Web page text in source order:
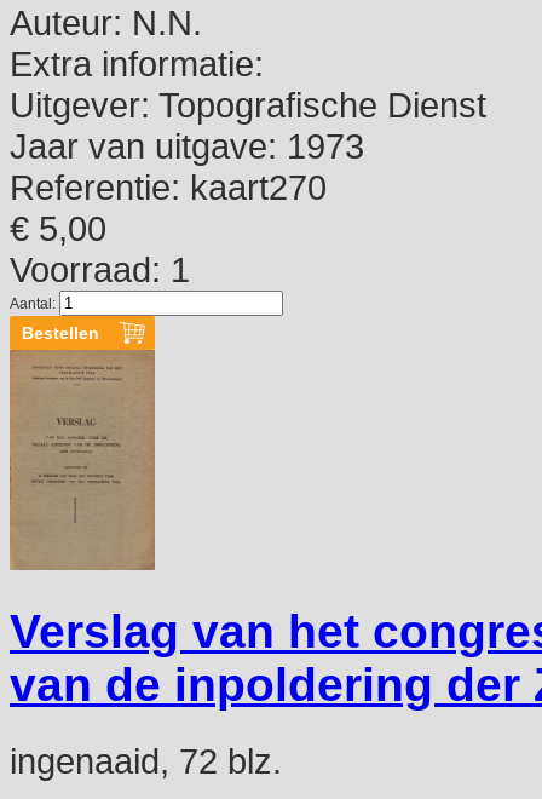
Auteur: N.N.
Extra informatie:
Uitgever: Topografische Dienst
Jaar van uitgave: 1973
Referentie: kaart270
€ 5,00
Voorraad: 1
Aantal:
Verslag van het
van de inpoldering der
ingenaaid, 72 blz.